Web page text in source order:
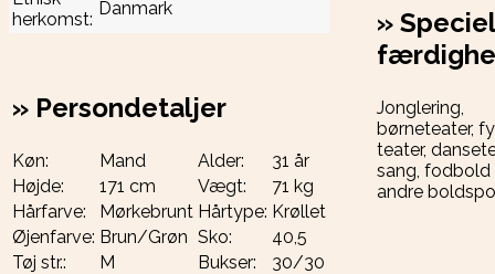
herkomst:
Danmark
» Persondetaljer
Køn: Mand Alder:
31 år
Højde:
171 cm Vægt:
71 kg
Hårfarve:
Mørkebrunt Hårtype: Krøllet
Øjenfarve: Brun/Grøn Sko:
40,5
Tøj str.:
M Bukser:
30/30
»
Jonglering,
børneteater,
teater,
sang, fodbold
andre